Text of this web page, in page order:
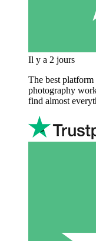
Il y a 2 jours
The best
photography
find almost